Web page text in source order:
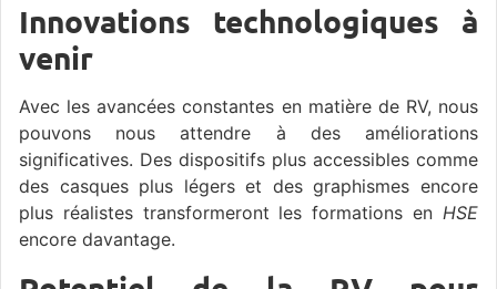
Innovations technologiques à
venir
Avec les avancées constantes en matière de RV, nous
pouvons nous attendre à des améliorations
significatives. Des dispositifs plus accessibles comme
des casques plus légers et des graphismes encore
plus réalistes transformeront les formations en HSE
encore davantage.